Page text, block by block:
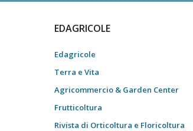
EDAGRICOLE
Edagricole
Terra e Vita
Agricommercio & Garden Center
Frutticoltura
Rivista di Orticoltura e Floricoltura